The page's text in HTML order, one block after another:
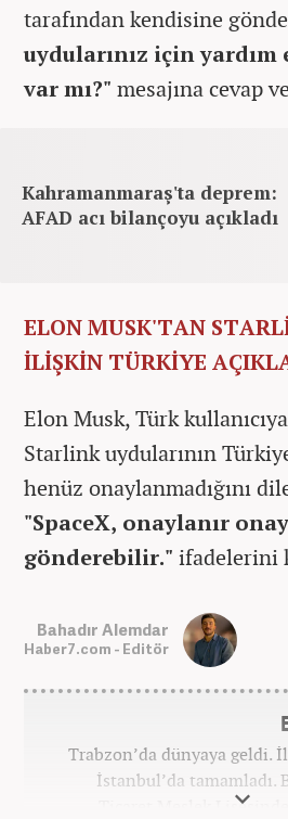
tarafından kendisine
uydularınız için yardım
var mı?" mesajına cevap
Kahramanmaraş'ta deprem:
AFAD acı bilançoyu açıkladı
ELON MUSK'TAN
İLİŞKİN TÜRKİYE
Elon Musk, Türk
Starlink uydularının
henüz onaylanmadığını
"SpaceX, onaylanır
gönderebilir." ifadelerini
Bahadır Alemdar
Haber7.com - Editör
Trabzon’da dünyaya geldi.
İstanbul’da tamamladı.
Ticaret Meslek Lisesinde